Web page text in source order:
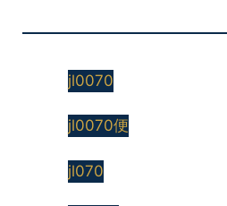
jl0070
jl0070便
jl070